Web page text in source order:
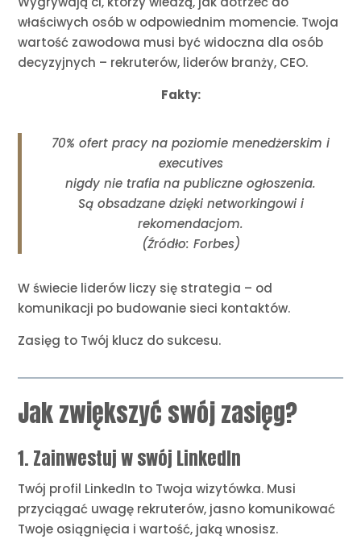
właściwych osób w odpowiednim momencie. Twoja
wartość zawodowa musi być widoczna dla osób
decyzyjnych – rekruterów, liderów branży, CEO.
Fakty:
70% ofert pracy na poziomie menedżerskim i
executives
nigdy nie trafia na publiczne ogłoszenia.
Są obsadzane dzięki networkingowi i
rekomendacjom.
(Źródło: Forbes)
W świecie liderów liczy się strategia – od
komunikacji po budowanie sieci kontaktów.
Zasięg to Twój klucz do sukcesu.
Jak zwiększyć swój zasięg?
1. Zainwestuj w swój LinkedIn
Twój profil LinkedIn to Twoja wizytówka. Musi
przyciągać uwagę rekruterów, jasno komunikować
Twoje osiągnięcia i wartość, jaką wnosisz.